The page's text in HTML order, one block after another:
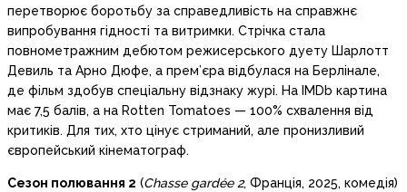
перетворює боротьбу за справедливість на справжнє
випробування гідності та витримки. Стрічка стала
повнометражним дебютом режисерського дуету Шарлотт
Девиль та Арно Дюфе, а прем’єра відбулася на Берлінале,
де фільм здобув спеціальну відзнаку журі. На IMDb картина
має 7,5 балів, а на Rotten Tomatoes — 100% схвалення від
критиків. Для тих, хто цінує стриманий, але пронизливий
європейський кінематограф.
Сезон полювання 2 (Chasse gardée 2, Франція, 2025, комедія)